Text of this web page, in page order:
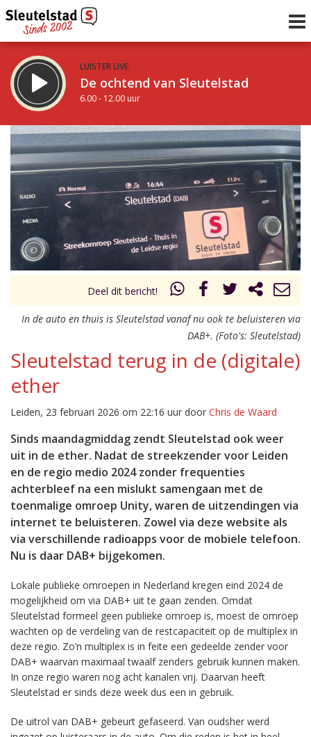
LUISTER LIVE:
De ochtend van Sleutelstad
6.00 - 12.00 uur
STRAKS:
De middag van Sleutelstad
12.00 - 19.00 uur
Vorig uur
uur 1 van 0 Volgend uur
Deel dit bericht!
In de auto en thuis is Sleutelstad vanaf nu ook te beluisteren via
DAB+. (Foto's: Sleutelstad)
Sleutelstad terug in de (digitale)
ether
Leiden, 23 februari 2026 om 22:16 uur door Chris de Waard
Sinds maandagmiddag zendt Sleutelstad ook weer
uit in de ether. Nadat de streekzender voor Leiden
en de regio medio 2024 zonder frequenties
achterbleef na een mislukt samengaan met de
toenmalige omroep Unity, waren de uitzendingen via
internet te beluisteren. Zowel via deze website als
via verschillende radioapps voor de mobiele telefoon.
Nu is daar DAB+ bijgekomen.
Lokale publieke omroepen in Nederland kregen eind 2024 de
mogelijkheid om via DAB+ uit te gaan zenden. Omdat
Sleutelstad formeel geen publieke omroep is, moest de omroep
wachten op de verdeling van de restcapaciteit op de multiplex in
deze regio. Zo’n multiplex is in feite een gedeelde zender voor
DAB+ waarvan maximaal twaalf zenders gebruik kunnen maken.
In onze regio waren nog acht kanalen vrij. Daarvan heeft
Sleutelstad er sinds deze week dus een in gebruik.
De uitrol van DAB+ gebeurt gefaseerd. Van oudsher werd